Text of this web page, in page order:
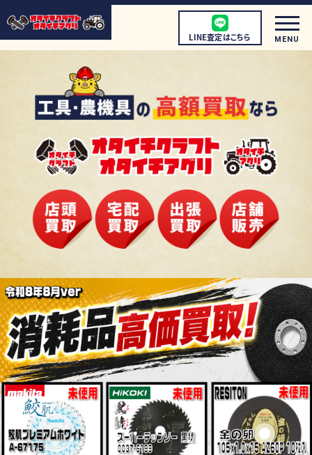
LINE査定はこちら MENU
初めての方へ 店頭買取について
宅配買取について 出張買取について
取扱商品 店舗情報
買取強化商品 買取相場
買取実績